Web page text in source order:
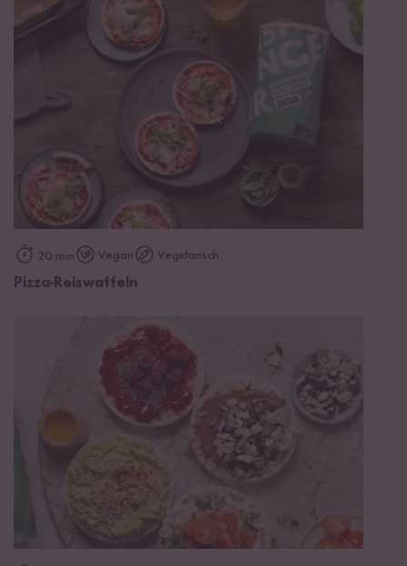
20 min Vegan Vegetarisch
Pizza-Reiswaffeln